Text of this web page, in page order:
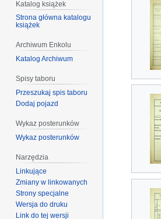
Katalog książek
Strona główna katalogu
książek
Archiwum Enkolu
Katalog Archiwum
Spisy taboru
Przeszukaj spis taboru
Dodaj pojazd
Wykaz posterunków
Wykaz posterunków
Narzędzia
Linkujące
Zmiany w linkowanych
Strony specjalne
Wersja do druku
Link do tej wersji